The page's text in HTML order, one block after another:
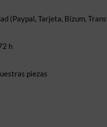
(Paypal, Tarjeta, Bizum,
h
piezas